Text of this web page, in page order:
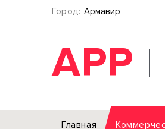
Город: Армавир
АРР
Главная